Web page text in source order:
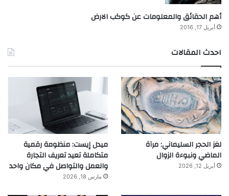
أهم الحقائق والمعلومات عن كوكب الارض
أبريل 17, 2016
احدث المقالات
لغز الحجر السليماني: مرآة
الماضي ونبوءة الزوال
أبريل 12, 2026
ميدل إيست: منظومة رقمية
متكاملة تعيد تعريف التجارة
والعمل والتواصل في مكان واحد
مارس 18, 2026